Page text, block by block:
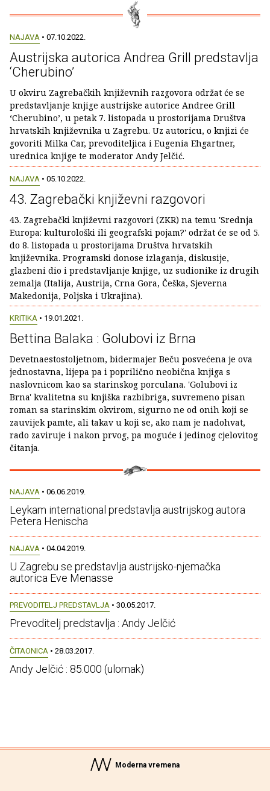
NAJAVA • 07.10.2022.
Austrijska autorica Andrea Grill predstavlja
‘Cherubino’
U okviru Zagrebačkih književnih razgovora održat će se
predstavljanje knjige austrijske autorice Andree Grill
‘Cherubino’, u petak 7. listopada u prostorijama Društva
hrvatskih književnika u Zagrebu. Uz autoricu, o knjizi će
govoriti Milka Car, prevoditeljica i Eugenia Ehgartner,
urednica knjige te moderator Andy Jelčić.
NAJAVA • 05.10.2022.
43. Zagrebački književni razgovori
43. Zagrebački književni razgovori (ZKR) na temu 'Srednja
Europa: kulturološki ili geografski pojam?' održat će se od 5.
do 8. listopada u prostorijama Društva hrvatskih
književnika. Programski donose izlaganja, diskusije,
glazbeni dio i predstavljanje knjige, uz sudionike iz drugih
zemalja (Italija, Austrija, Crna Gora, Češka, Sjeverna
Makedonija, Poljska i Ukrajina).
KRITIKA • 19.01.2021.
Bettina Balaka : Golubovi iz Brna
Devetnaestostoljetnom, bidermajer Beču posvećena je ova
jednostavna, lijepa pa i poprilično neobična knjiga s
naslovnicom kao sa starinskog porculana. 'Golubovi iz
Brna' kvalitetna su knjiška razbibriga, suvremeno pisan
roman sa starinskim okvirom, sigurno ne od onih koji se
zauvijek pamte, ali takav u koji se, ako nam je nadohvat,
rado zaviruje i nakon prvog, pa moguće i jedinog cjelovitog
čitanja.
NAJAVA • 06.06.2019.
Leykam international predstavlja austrijskog autora
Petera Henischa
NAJAVA • 04.04.2019.
U Zagrebu se predstavlja austrijsko-njemačka
autorica Eve Menasse
PREVODITELJ PREDSTAVLJA • 30.05.2017.
Prevoditelj predstavlja : Andy Jelčić
ČITAONICA • 28.03.2017.
Andy Jelčić : 85.000 (ulomak)
Moderna vremena